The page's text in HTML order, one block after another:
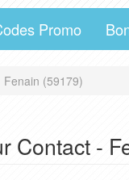
Promo
Fenain (59179)
Contact -